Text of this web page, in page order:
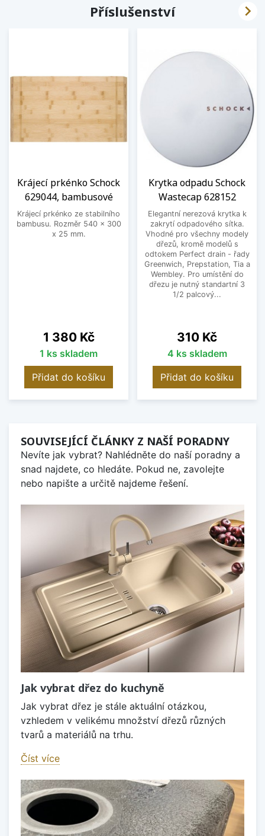
Příslušenství
Krájecí prkénko Schock
629044, bambusové
Krájecí prkénko ze stabilního
bambusu. Rozměr 540 x 300
x 25 mm.
Cena
1 380 Kč
1 ks skladem
Přidat do košíku
Krytka odpadu Schock
Wastecap 628152
Elegantní nerezová krytka k
zakrytí odpadového sítka.
Vhodné pro všechny modely
dřezů, kromě modelů s
odtokem Perfect drain - řady
Greenwich, Prepstation, Tia a
Wembley. Pro umístění do
dřezu je nutný standartní 3
1/2 palcový...
Cena
310 Kč
4 ks skladem
Přidat do košíku

SOUVISEJÍCÍ ČLÁNKY Z NAŠÍ PORADNY
Nevíte jak vybrat? Nahlédněte do naší poradny a
snad najdete, co hledáte. Pokud ne, zavolejte
nebo napište a určitě najdeme řešení.
Jak vybrat dřez do kuchyně
Jak vybrat dřez je stále aktuální otázkou,
vzhledem v velikému množství dřezů různých
tvarů a materiálů na trhu.
Číst více